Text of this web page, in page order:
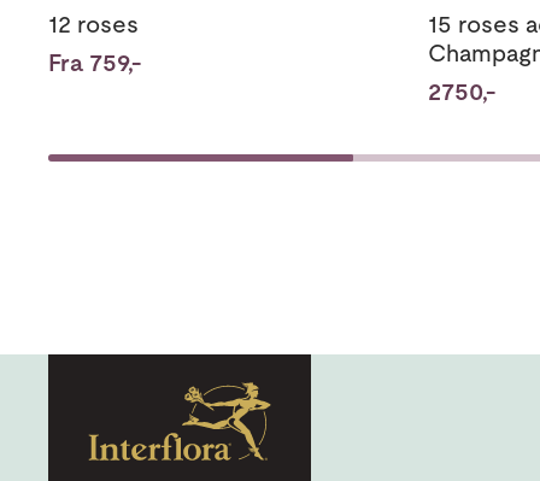
12 roses
Fra 759,-
15 roses
2750,-